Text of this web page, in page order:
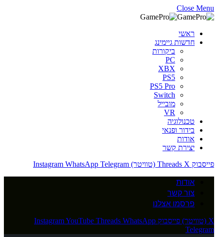
Close Menu
ראשי
חדשות גיימינג
ביקורות
PC
XBX
PS5
PS5 Pro
Switch
מובייל
VR
טכנולוגיה
בידור ופנאי
אודות
יצירת קשר
פייסבוק
Threads X (טוויטר) Instagram WhatsApp Telegram
אודות
צור קשר
פרסמו אצלנו
X (טוויטר) פייסבוק InstagramYouTube Threads WhatsApp
Telegram